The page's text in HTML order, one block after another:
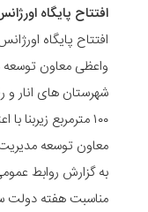
افتتاح پایگاه اورژانس
واعظی معاون توسعه
معاون توسعه مدیریت
به گزارش روابط